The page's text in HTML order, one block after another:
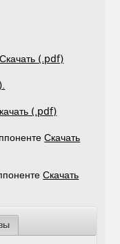
Скачать (.pdf)
(.pdf)
Скачать
Скачать